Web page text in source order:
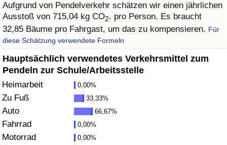
Aufgrund von Pendelverkehr schätzen wir einen jährlichen
Ausstoß von 715,04 kg CO2. pro Person. Es braucht
32,85 Bäume pro Fahrgast, um das zu kompensieren. Für
diese Schätzung verwendete Formeln
Hauptsächlich verwendetes Verkehrsmittel zum
Pendeln zur Schule/Arbeitsstelle
Heimarbeit 0,00%
Zu Fuß 33,33%
Auto 66,67%
Fahrrad 0,00%
Motorrad 0,00%
in Akaba
Kriminalität
Kriminalitäts-Index (aktuell)
Kriminalitäts-Index
Kriminalitätsindex nach Land
Gesundheitsversorgung
Gesundheitsversorgungs-Index (aktuell)